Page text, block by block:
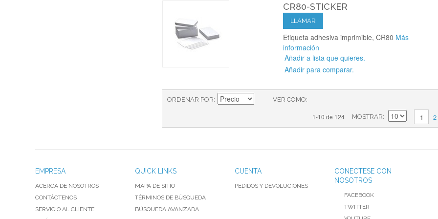
CR80-STICKER
LLAMAR
Etiqueta adhesiva imprimible, CR80 Más
información
Añadir a lista que quieres.
Añadir para comparar.
VER COMO
ORDENAR POR
1-10 de 124 MOSTRAR 1 2
EMPRESA
ACERCA DE NOSOTROS
CONTÁCTENOS
SERVICIO AL CLIENTE
QUICK LINKS
MAPA DE SITIO
TÉRMINOS DE BÚSQUEDA
BÚSQUEDA AVANZADA
CUENTA
PEDIDOS Y DEVOLUCIONES
CONECTESE CON
NOSOTROS
FACEBOOK
TWITTER